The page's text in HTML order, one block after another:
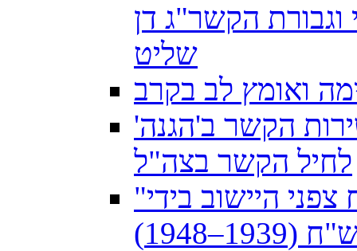
הקשר"ג דן
שליט
ואומץ לב בקרב
הקשר ב'הגנה'
לחיל הקשר בצה"ל
"נשף בהשתתפות שלישייה" פענוח צפני היישוב בידי